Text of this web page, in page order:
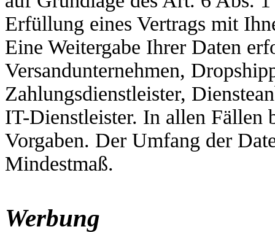
Erfüllung eines Vertrags mit
Eine Weitergabe Ihrer Daten
Versandunternehmen,
Zahlungsdienstleister,
IT-Dienstleister. In allen Fällen
Vorgaben. Der Umfang der
Mindestmaß.
Werbung